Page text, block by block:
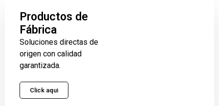
Productos de
Fábrica
Soluciones directas de
origen con calidad
garantizada.
Click aqui